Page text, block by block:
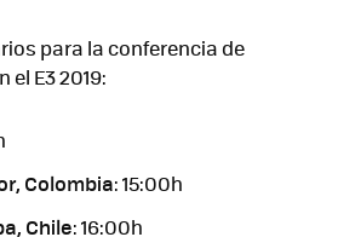
para la conferencia de
el E3 2019:
Colombia: 15:00h
Chile: 16:00h